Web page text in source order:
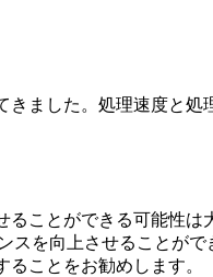
ました。処理速度と処
ことができる可能性は
スを向上させることが
ことをお勧めします。